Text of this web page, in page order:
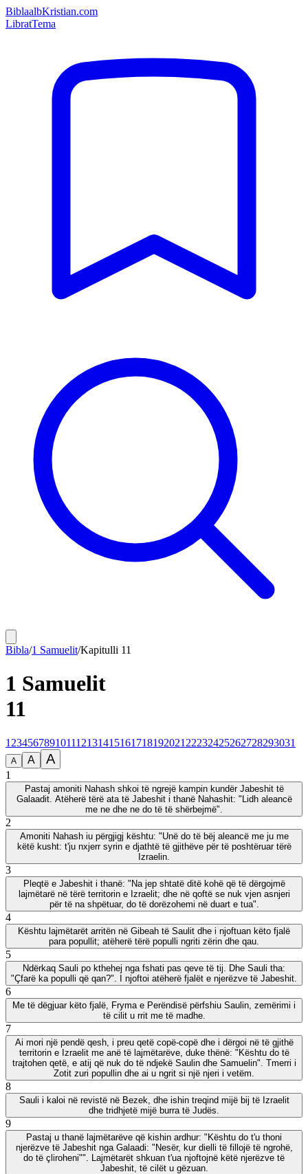
BiblaalbKristian.com
LibratTema
Bibla/1 Samuelit/Kapitulli 11
1 Samuelit
11
1 23456789101112131415161718192021 22232425262728293031
A A A
1
Pastaj amoniti Nahash shkoi të ngrejë kampin kundër Jabeshit të
Galaadit. Atëherë tërë ata të Jabeshit i thanë Nahashit: "Lidh aleancë
me ne dhe ne do të të shërbejmë".
2
Amoniti Nahash iu përgjigj kështu: "Unë do të bëj aleancë me ju me
këtë kusht: t'ju nxjerr syrin e djathtë të gjithëve për të poshtëruar tërë
Izraelin.
3
Pleqtë e Jabeshit i thanë: "Na jep shtatë ditë kohë që të dërgojmë
lajmëtarë në tërë territorin e Izraelit; dhe në qoftë se nuk vjen asnjeri
për të na shpëtuar, do të dorëzohemi në duart e tua".
4
Kështu lajmëtarët arritën në Gibeah të Saulit dhe i njoftuan këto fjalë
para popullit; atëherë tërë populli ngriti zërin dhe qau.
5
Ndërkaq Sauli po kthehej nga fshati pas qeve të tij. Dhe Sauli tha:
"Çfarë ka populli që qan?". I njoftoi atëherë fjalët e njerëzve të Jabeshit.
6
Me të dëgjuar këto fjalë, Fryma e Perëndisë përfshiu Saulin, zemërimi i
të cilit u rrit me të madhe.
7
Ai mori një pendë qesh, i preu qetë copë-copë dhe i dërgoi në të gjithë
territorin e Izraelit me anë të lajmëtarëve, duke thënë: "Kështu do të
trajtohen qetë, e atij që nuk do të ndjekë Saulin dhe Samuelin". Tmerri i
Zotit zuri popullin dhe ai u ngrit si një njeri i vetëm.
8
Sauli i kaloi në revistë në Bezek, dhe ishin treqind mijë bij të Izraelit
dhe tridhjetë mijë burra të Judës.
9
Pastaj u thanë lajmëtarëve që kishin ardhur: "Kështu do t'u thoni
njerëzve të Jabeshit nga Galaadi: "Nesër, kur dielli të fillojë të ngrohë,
do të çliroheni"". Lajmëtarët shkuan t'ua njoftojnë këtë njerëzve të
Jabeshit, të cilët u gëzuan.